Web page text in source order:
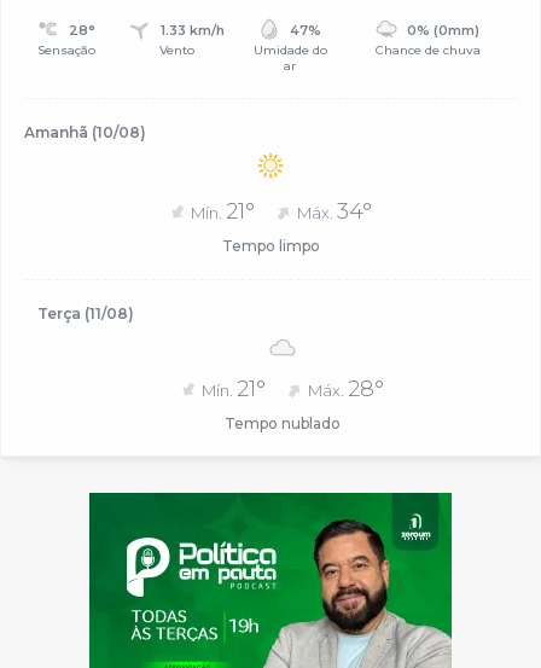
28°
Sensação
1.33 km/h
Vento
47%
Umidade do
ar
0% (0mm)
Chance de chuva
Amanhã (10/08)
Mín. 21° Máx. 34°
Tempo limpo
Terça (11/08)
Mín. 21° Máx. 28°
Tempo nublado